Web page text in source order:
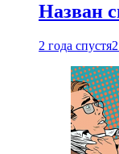
Назван
2 года спустя